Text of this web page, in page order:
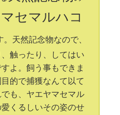
セマルハコ
。天然記念物なので、
触ったり、してはい
よ。飼う事もできま
的で捕獲なんて以て
も、ヤエヤマセマル
くるしいその姿のせ